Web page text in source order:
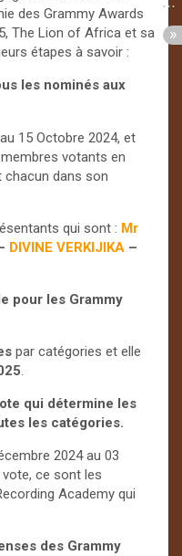
des Grammy Awards
The Lion of Africa et sa
étapes à savoir :
les nominés aux
15 Octobre 2024, et
votants en
chacun dans son
qui sont : Mr
DIVINE VERKIJIKA –
pour les Grammy
par catégories et elle
.
qui détermine les
les catégories.
2024 au 03
ce sont les
Academy qui
des Grammy